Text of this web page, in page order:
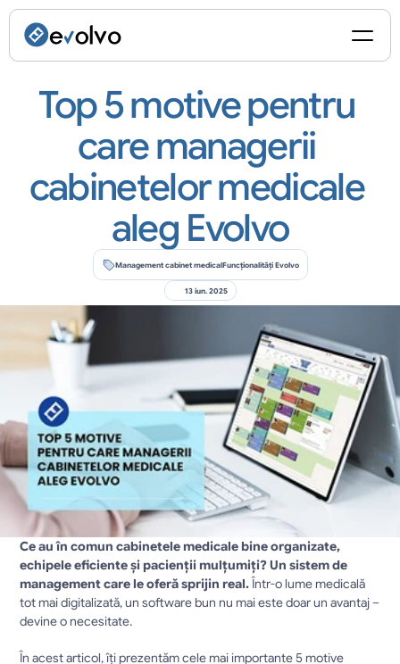
Top 5 motive pentru
care managerii
cabinetelor medicale
aleg Evolvo
Management cabinet medicalFuncționalități Evolvo
13 iun. 2025
Ce au în comun cabinetele medicale bine organizate,
echipele eficiente și pacienții mulțumiți? Un sistem de
management care le oferă sprijin real. Într-o lume medicală
tot mai digitalizată, un software bun nu mai este doar un avantaj –
devine o necesitate.
În acest articol, îți prezentăm cele mai importante 5 motive